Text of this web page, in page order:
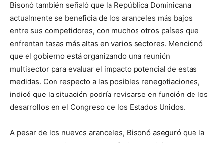
Bisonó también señaló que la República Dominicana
actualmente se beneficia de los aranceles más bajos
entre sus competidores, con muchos otros países que
enfrentan tasas más altas en varios sectores. Mencionó
que el gobierno está organizando una reunión
multisector para evaluar el impacto potencial de estas
medidas. Con respecto a las posibles renegotiaciones,
indicó que la situación podría revisarse en función de los
desarrollos en el Congreso de los Estados Unidos.
A pesar de los nuevos aranceles, Bisonó aseguró que la